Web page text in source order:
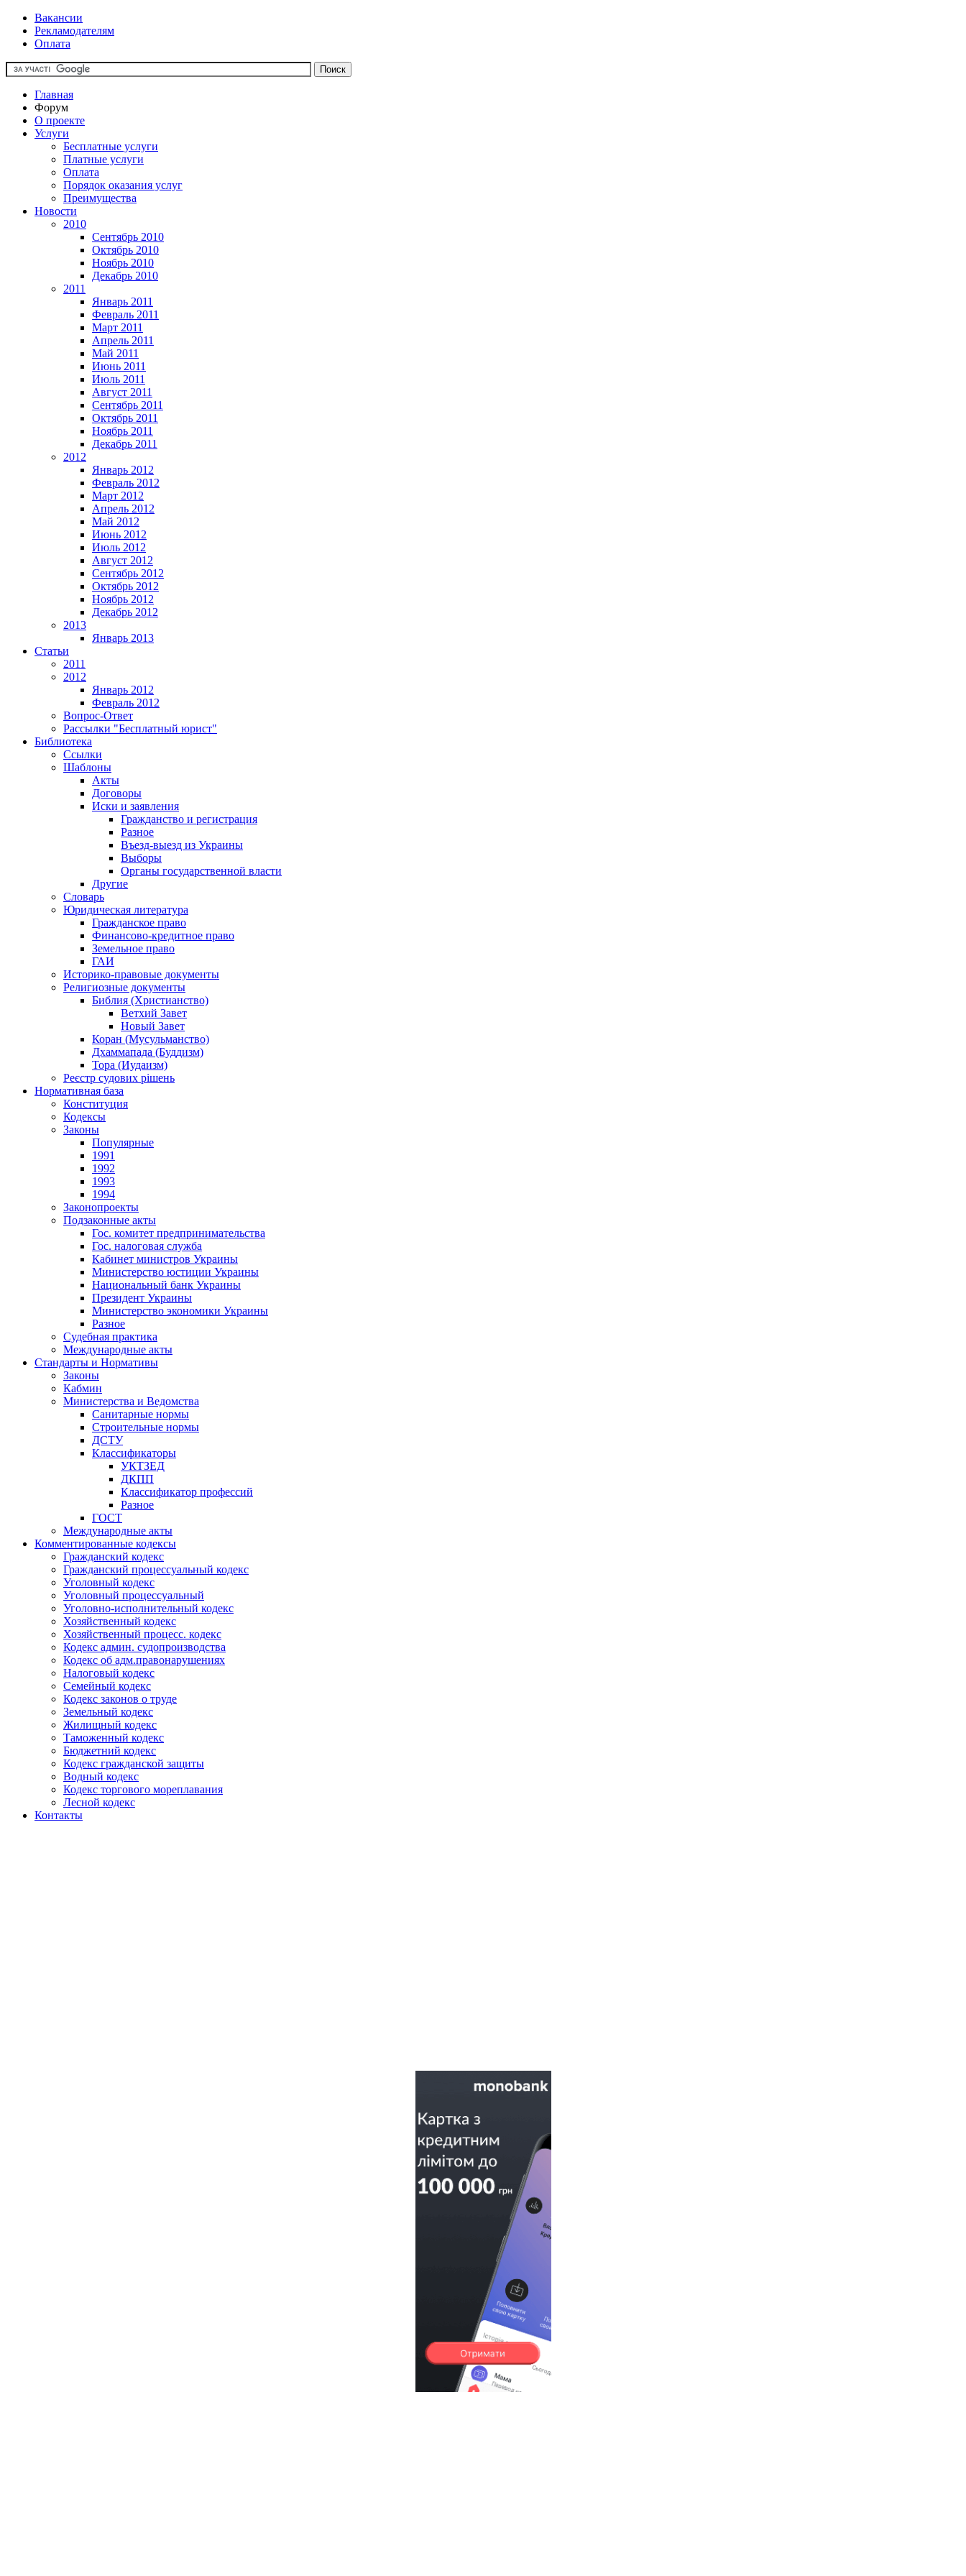
Вакансии
Рекламодателям
Оплата
Главная
Форум
О проекте
Услуги
Бесплатные услуги
Платные услуги
Оплата
Порядок оказания услуг
Преимущества
Новости
2010
Сентябрь 2010
Октябрь 2010
Ноябрь 2010
Декабрь 2010
2011
Январь 2011
Февраль 2011
Март 2011
Апрель 2011
Май 2011
Июнь 2011
Июль 2011
Август 2011
Сентябрь 2011
Октябрь 2011
Ноябрь 2011
Декабрь 2011
2012
Январь 2012
Февраль 2012
Март 2012
Апрель 2012
Май 2012
Июнь 2012
Июль 2012
Август 2012
Сентябрь 2012
Октябрь 2012
Ноябрь 2012
Декабрь 2012
2013
Январь 2013
Статьи
2011
2012
Январь 2012
Февраль 2012
Вопрос-Ответ
Рассылки "Бесплатный юрист"
Библиотека
Ссылки
Шаблоны
Акты
Договоры
Иски и заявления
Гражданство и регистрация
Разное
Въезд-выезд из Украины
Выборы
Органы государственной власти
Другие
Словарь
Юридическая литература
Гражданское право
Финансово-кредитное право
Земельное право
ГАИ
Историко-правовые документы
Религиозные документы
Библия (Христианство)
Ветхий Завет
Новый Завет
Коран (Мусульманство)
Дхаммапада (Буддизм)
Тора (Иудаизм)
Реєстр судових рішень
Нормативная база
Конституция
Кодексы
Законы
Популярные
1991
1992
1993
1994
Законопроекты
Подзаконные акты
Гос. комитет предпринимательства
Гос. налоговая служба
Кабинет министров Украины
Министерство юстиции Украины
Национальный банк Украины
Президент Украины
Министерство экономики Украины
Разное
Судебная практика
Международные акты
Стандарты и Нормативы
Законы
Кабмин
Министерства и Ведомства
Санитарные нормы
Строительные нормы
ДСТУ
Классификаторы
УКТЗЕД
ДКПП
Классификатор профессий
Разное
ГОСТ
Международные акты
Комментированные кодексы
Гражданский кодекс
Гражданский процессуальный кодекс
Уголовный кодекс
Уголовный процессуальный
Уголовно-исполнительный кодекс
Хозяйственный кодекс
Хозяйственный процесс. кодекс
Кодекс админ. судопроизводства
Кодекс об адм.правонарушениях
Налоговый кодекс
Семейный кодекс
Кодекс законов о труде
Земельный кодекс
Жилищный кодекс
Таможенный кодекс
Бюджетний кодекс
Кодекс гражданской защиты
Водный кодекс
Кодекс торгового мореплавания
Лесной кодекс
Контакты